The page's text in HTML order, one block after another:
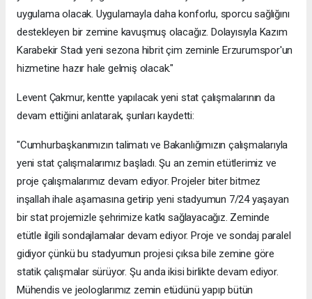
uygulama olacak. Uygulamayla daha konforlu, sporcu sağlığını
destekleyen bir zemine kavuşmuş olacağız. Dolayısıyla Kazım
Karabekir Stadı yeni sezona hibrit çim zeminle Erzurumspor'un
hizmetine hazır hale gelmiş olacak."
Levent Çakmur, kentte yapılacak yeni stat çalışmalarının da
devam ettiğini anlatarak, şunları kaydetti:
"Cumhurbaşkanımızın talimatı ve Bakanlığımızın çalışmalarıyla
yeni stat çalışmalarımız başladı. Şu an zemin etütlerimiz ve
proje çalışmalarımız devam ediyor. Projeler biter bitmez
inşallah ihale aşamasına getirip yeni stadyumun 7/24 yaşayan
bir stat projemizle şehrimize katkı sağlayacağız. Zeminde
etütle ilgili sondajlamalar devam ediyor. Proje ve sondaj paralel
gidiyor çünkü bu stadyumun projesi çıksa bile zemine göre
statik çalışmalar sürüyor. Şu anda ikisi birlikte devam ediyor.
Mühendis ve jeologlarımız zemin etüdünü yapıp bütün